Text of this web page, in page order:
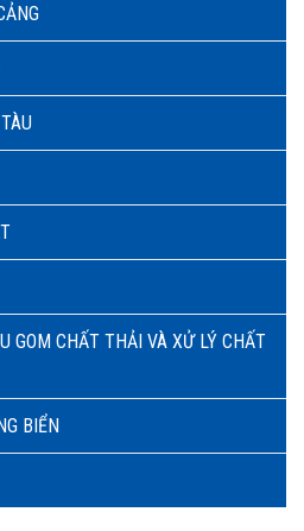
GOM CHẤT THẢI VÀ XỬ LÝ CHẤT
BIỂN